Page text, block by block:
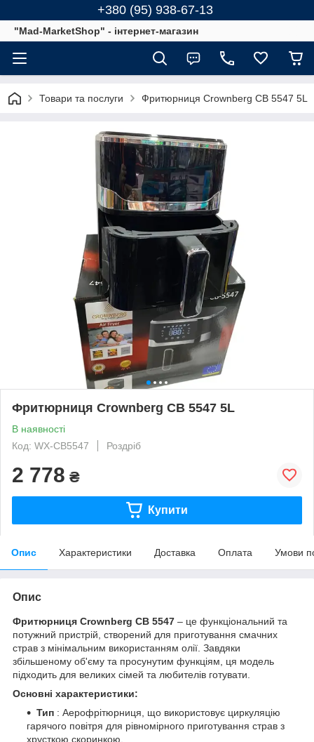
+380 (95) 938-67-13
"Mad-MarketShop" - інтернет-магазин
Товари та послуги Фритюрниця Crownberg CB 5547 5L
Фритюрниця Crownberg CB 5547 5L
В наявності
Код: WX-CB5547
Роздріб
2 778 ₴
Купити
Опис Характеристики Доставка Оплата Умови
Опис
Фритюрниця Crownberg CB 5547 – це функціональний та
потужний пристрій, створений для приготування смачних
страв з мінімальним використанням олії. Завдяки
збільшеному об'єму та просунутим функціям, ця модель
підходить для великих сімей та любителів готувати.
Основні характеристики:
Тип : Аерофрітюрниця, що використовує циркуляцію
гарячого повітря для рівномірного приготування страв з
хрусткою скоринкою.